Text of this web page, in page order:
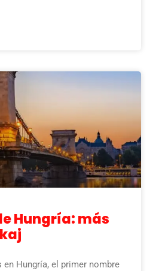
Hungría: más
en Hungría, el primer nombre